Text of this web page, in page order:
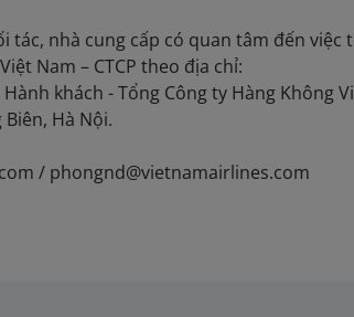
nhà cung cấp có quan tâm đến việc
Nam – CTCP theo địa chỉ:
khách - Tổng Công ty Hàng Không
Hà Nội.
/ phongnd@vietnamairlines.com